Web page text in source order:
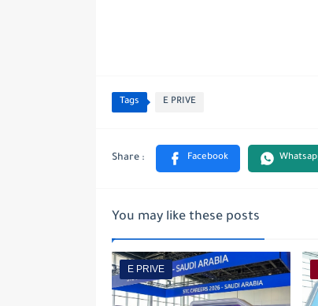
Tags E PRIVE
You may like these posts
E PRIVE